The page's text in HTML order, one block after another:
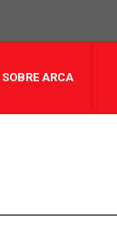
SOBRE ARCA